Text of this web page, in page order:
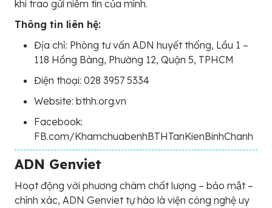
khi trao gửi niềm tin của mình.
Thông tin liên hệ:
Địa chỉ: Phòng tư vấn ADN huyết thống, Lầu 1 –
118 Hồng Bàng, Phường 12, Quận 5, TPHCM
Điện thoại: 028 3957 5334
Website: bthh.org.vn
Facebook:
FB.com/KhamchuabenhBTHTanKienBinhChanh
ADN Genviet
Hoạt động với phương châm chất lượng – bảo mật –
chính xác, ADN Genviet tự hào là viện công nghệ uy